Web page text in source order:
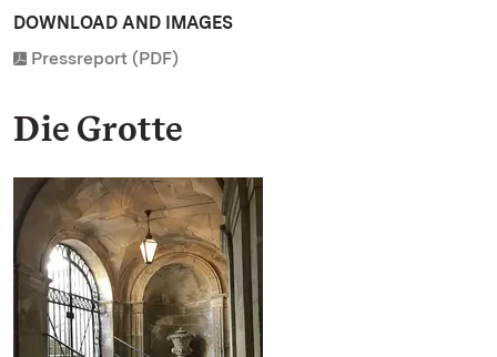
DOWNLOAD AND IMAGES
Pressreport (PDF)
Die Grotte